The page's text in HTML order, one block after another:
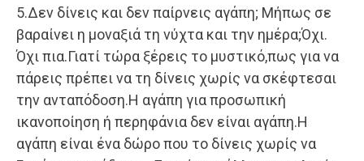
5.Δεν δίνεις και δεν παίρνεις αγάπη; Μήπως σε
βαραίνει η μοναξιά τη νύχτα και την ημέρα;Όχι.
Όχι πια.Γιατί τώρα ξέρεις το μυστικό,πως για να
πάρεις πρέπει να τη δίνεις χωρίς να σκέφτεσαι
την ανταπόδοση.Η αγάπη για προσωπική
ικανοποίηση ή περηφάνια δεν είναι αγάπη.Η
αγάπη είναι ένα δώρο που το δίνεις χωρίς να